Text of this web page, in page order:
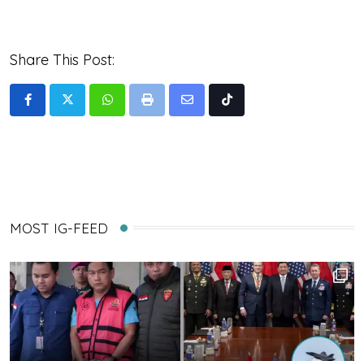
Share This Post:
WhatsappPrint
Share
Tiktok
MOST IG-FEED